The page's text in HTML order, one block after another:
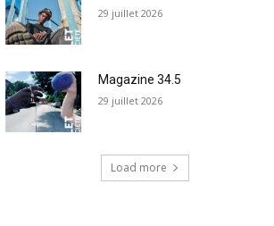
29 juillet 2026
Magazine 34.5
29 juillet 2026
Load more